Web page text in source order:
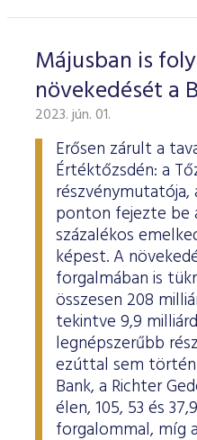
Májusban is
növekedését a
2023. jún. 01.
Erősen zárult a
Értéktőzsdén: a
részvénymutatója,
ponton fejezte be
százalékos
képest. A
forgalmában is
összesen 208
tekintve 9,9
legnépszerűbb
ezúttal sem
Bank, a Richter
élen, 105, 53 és
forgalommal, míg